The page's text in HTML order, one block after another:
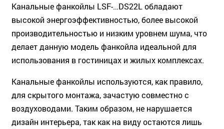
Канальные фанкойлы LSF-…DS22L обладают
высокой энергоэффективностью, более высокой
производительностью и низким уровнем шума, что
делает данную модель фанкойла идеальной для
использования в гостиницах и жилых комплексах.
Канальные фанкойлы используются, как правило,
для скрытого монтажа, зачастую совместно с
воздуховодами. Таким образом, не нарушается
дизайн интерьера, так как на виду остаются лишь